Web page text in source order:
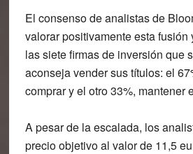
El consenso de analistas de
valorar positivamente esta
las siete firmas de inversión que
aconseja vender sus títulos: el
comprar y el otro 33%, mantener
A pesar de la escalada, los
precio objetivo al valor de 11,5